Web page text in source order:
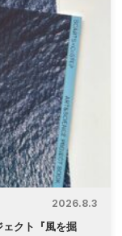
2026.8.3
クト『風を掘